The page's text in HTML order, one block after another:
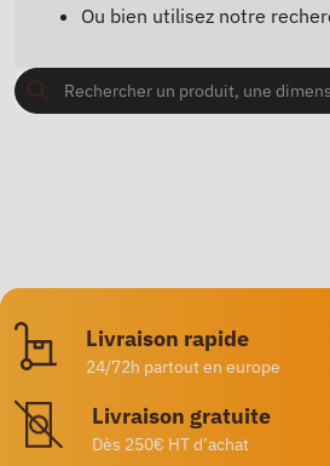
Ou bien utilisez notre
Livraison rapide
24/72h partout en europe
Livraison gratuite
Dès 250€ HT d’achat